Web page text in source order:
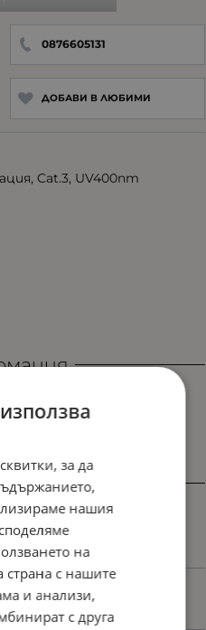
0876605131
ДОБАВИ В ЛЮБИМИ
Cat.3, UV400nm
S-8339 с цветен и
комфорт и защита през
за да
нашия
на
страна с нашите
и анализи,
с друга